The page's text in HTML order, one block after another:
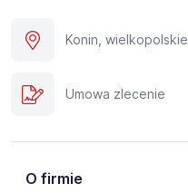
Konin, wielkopolskie
Umowa zlecenie
O firmie